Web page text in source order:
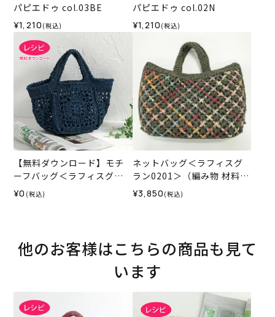
パピエドゥ col.03BE
¥1,210 (税込)
パピエドゥ col.02N
¥1,210 (税込)
【無料ダウンロード】モチ
ーフバッグ＜ラフィスグラ
ン＞（レシピ）
¥0 (税込)
ネットバッグ＜ラフィスグ
ラン0201＞（編み物 材料セ
ット）
¥3,850 (税込)
他のお客様はこちらの商品も見て
います